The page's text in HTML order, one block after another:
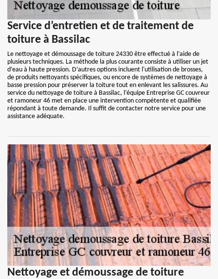
Service d’entretien et de traitement de
toiture à Bassilac
Le nettoyage et démoussage de toiture 24330 être effectué à l’aide de
plusieurs techniques. La méthode la plus courante consiste à utiliser un jet
d’eau à haute pression. D’autres options incluent l'utilisation de brosses,
de produits nettoyants spécifiques, ou encore de systèmes de nettoyage à
basse pression pour préserver la toiture tout en enlevant les salissures. Au
service du nettoyage de toiture à Bassilac, l’équipe Entreprise GC couvreur
et ramoneur 46 met en place une intervention compétente et qualifiée
répondant à toute demande. Il suffit de contacter notre service pour une
assistance adéquate.
Nettoyage et démoussage de toiture